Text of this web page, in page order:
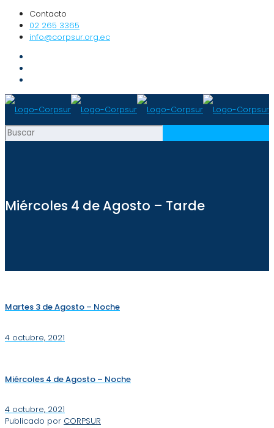
Contacto
02 265 3365
info@corpsur.org.ec
Miércoles 4 de Agosto – Tarde
Martes 3 de Agosto – Noche
4 octubre, 2021
Miércoles 4 de Agosto – Noche
4 octubre, 2021
Publicado por CORPSUR